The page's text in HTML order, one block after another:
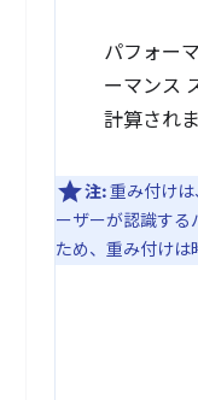
パフォー
ーマンス
計算されま
注:重み付け
ーザーが認識する
ため、重み付けは